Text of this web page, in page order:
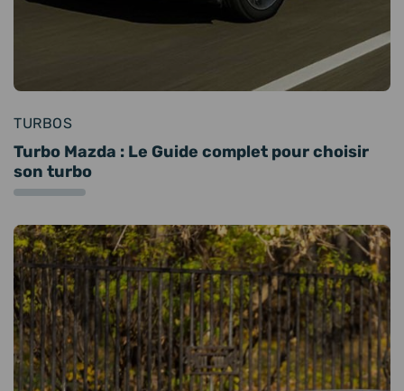
TURBOS
Turbo Mazda : Le Guide complet pour choisir
son turbo